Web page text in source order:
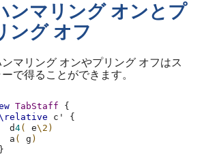
ンマリング オンとプ
ング オフ
ンマリング オンやプリング オフはス
ーで得ることができます。
TabStaff
{
c'
{
d4( e\2)
a ( g )
}